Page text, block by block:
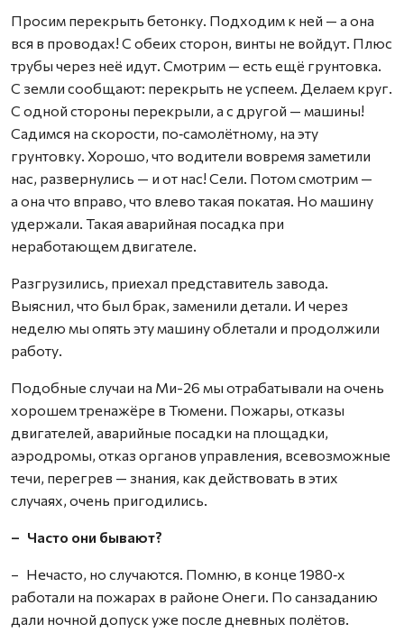
Просим перекрыть бетонку. Подходим к ней — а она
вся в проводах! С обеих сторон, винты не войдут. Плюс
трубы через неё идут. Смотрим — есть ещё грунтовка.
С земли сообщают: перекрыть не успеем. Делаем круг.
С одной стороны перекрыли, а с другой — машины!
Садимся на скорости, по‑самолётному, на эту
грунтовку. Хорошо, что водители вовремя заметили
нас, развернулись — и от нас! Сели. Потом смотрим —
а она что вправо, что влево такая покатая. Но машину
удержали. Такая аварийная посадка при
неработающем двигателе.
Разгрузились, приехал представитель завода.
Выяснил, что был брак, заменили детали. И через
неделю мы опять эту машину облетали и продолжили
работу.
Подобные случаи на Ми-26 мы отрабатывали на очень
хорошем тренажёре в Тюмени. Пожары, отказы
двигателей, аварийные посадки на площадки,
аэродромы, отказ органов управления, всевозможные
течи, перегрев — знания, как действовать в этих
случаях, очень пригодились.
– Часто они бывают?
– Нечасто, но случаются. Помню, в конце 1980‑х
работали на пожарах в районе Онеги. По санзаданию
дали ночной допуск уже после дневных полётов.